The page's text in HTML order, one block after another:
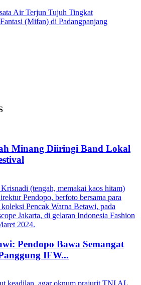
Air Terjun Tujuh Tingkat
(Mifan) di Padangpanjang
Minang Diiringi Band Lokal
Pendopo Bawa Semangat
IFW...